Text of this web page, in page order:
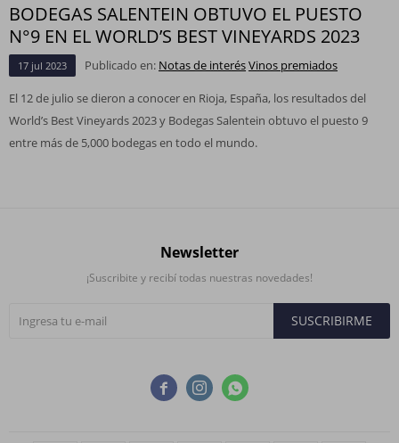
BODEGAS SALENTEIN OBTUVO EL PUESTO
N°9 EN EL WORLD’S BEST VINEYARDS 2023
17 jul 2023 Publicado en: Notas de interésVinos premiados
El 12 de julio se dieron a conocer en Rioja, España, los resultados del
World’s Best Vineyards 2023 y Bodegas Salentein obtuvo el puesto 9
entre más de 5,000 bodegas en todo el mundo.
  
Newsletter
¡Suscribite y recibí todas nuestras novedades!
SUSCRIBIRME